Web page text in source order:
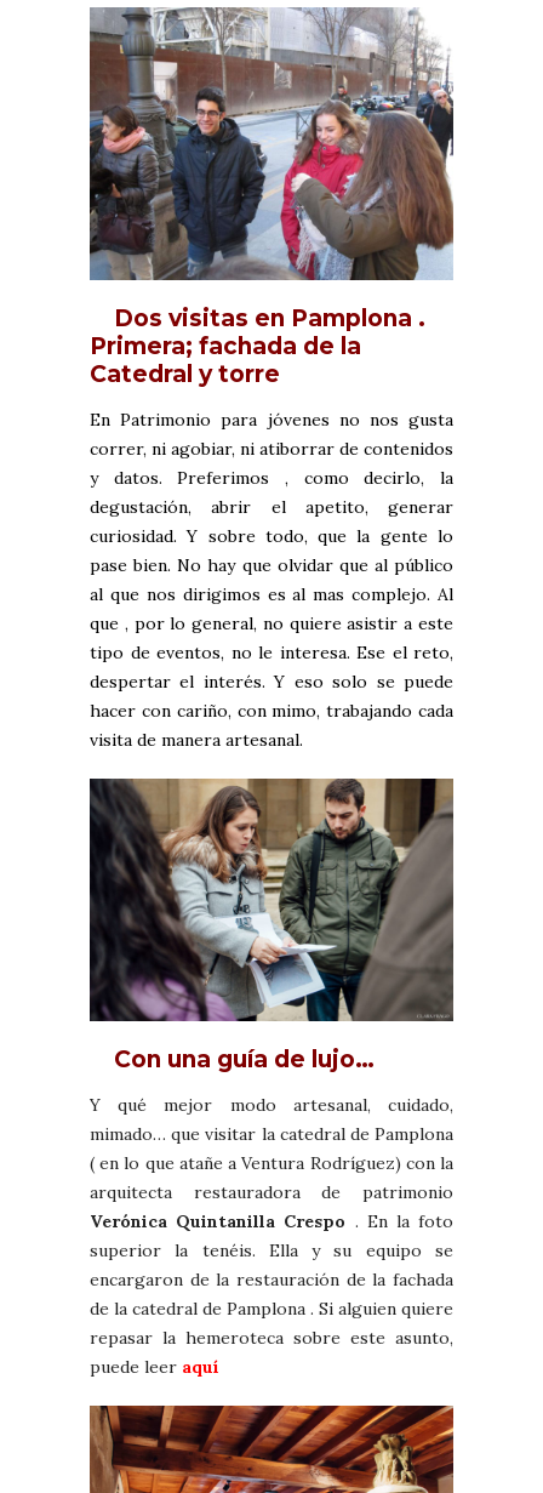
Dos visitas en Pamplona .
Primera; fachada de la
Catedral y torre
En Patrimonio para jóvenes no nos gusta
correr, ni agobiar, ni atiborrar de contenidos
y datos. Preferimos , como decirlo, la
degustación, abrir el apetito, generar
curiosidad. Y sobre todo, que la gente lo
pase bien. No hay que olvidar que al público
al que nos dirigimos es al mas complejo. Al
que , por lo general, no quiere asistir a este
tipo de eventos, no le interesa. Ese el reto,
despertar el interés. Y eso solo se puede
hacer con cariño, con mimo, trabajando cada
visita de manera artesanal.
Con una guía de lujo…
Y qué mejor modo artesanal, cuidado,
mimado… que visitar la catedral de Pamplona
( en lo que atañe a Ventura Rodríguez) con la
arquitecta restauradora de patrimonio
Verónica Quintanilla Crespo . En la foto
superior la tenéis. Ella y su equipo se
encargaron de la restauración de la fachada
de la catedral de Pamplona . Si alguien quiere
repasar la hemeroteca sobre este asunto,
puede leer aquí